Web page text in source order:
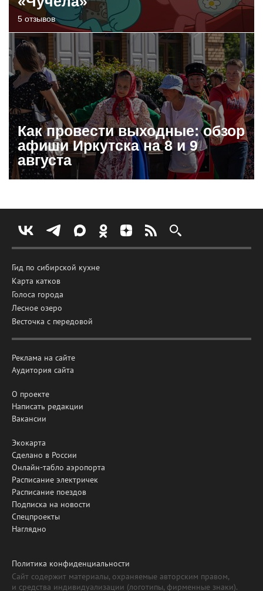
5 отзывов
Как провести выходные: обзор
афиши Иркутска на 8 и 9
августа
Гид по сибирской кухне
Карта катков
Голоса города
Лесное озеро
Весточка с передовой
Реклама на сайте
Аудитория сайта
О проекте
Написать редакции
Вакансии
Экокарта
Сделано в России
Онлайн-табло аэропорта
Расписание электричек
Расписание поездов
Подписка на новости
Спецпроекты
Наглядно
Политика конфиденциальности
Сайт содержит материалы, охраняемые авторским правом,
и средства индивидуализации (логотипы, фирменные знаки).